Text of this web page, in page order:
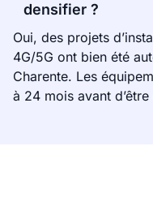
densifier ?
Oui, des projets
4G/5G ont bien été
Charente. Les
à 24 mois avant